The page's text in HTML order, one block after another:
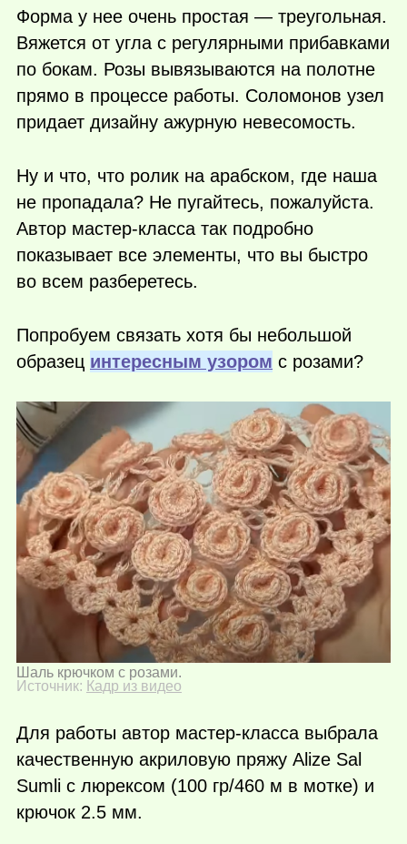
Форма у нее очень простая — треугольная.
Вяжется от угла с регулярными прибавками
по бокам. Розы вывязываются на полотне
прямо в процессе работы. Соломонов узел
придает дизайну ажурную невесомость.
Ну и что, что ролик на арабском, где наша
не пропадала? Не пугайтесь, пожалуйста.
Автор мастер-класса так подробно
показывает все элементы, что вы быстро
во всем разберетесь.
Попробуем связать хотя бы небольшой
образец интересным узором с розами?
Шаль крючком с розами.
Источник: Кадр из видео
Для работы автор мастер-класса выбрала
качественную акриловую пряжу Alize Sal
Sumli с люрексом (100 гр/460 м в мотке) и
крючок 2.5 мм.